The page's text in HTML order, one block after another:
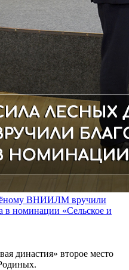
ВНИИЛМ вручили
в номинации «Сельское и
династия» второе место